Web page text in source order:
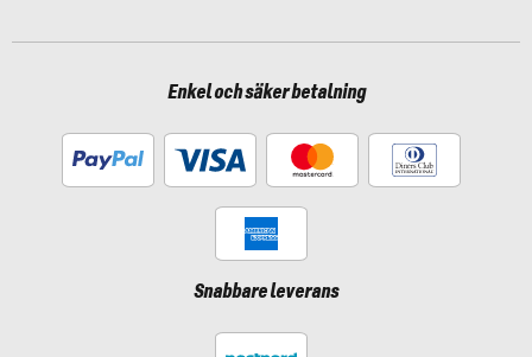
Enkel och säker betalning
Snabbare leverans